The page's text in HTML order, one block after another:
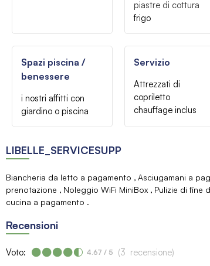
piastre di cottura
frigo
Spazi piscina /
benessere
i nostri affitti con
giardino o piscina
Servizio
Attrezzati di
copriletto
chauffage inclus
LIBELLE_SERVICESUPP
Biancheria da letto a pagamento Asciugamani a
prenotazione
Noleggio WiFi MiniBox Pulizie di fine
cucina a pagamento
Recensioni
Voto: 4.67 / 5 (3 recensione)